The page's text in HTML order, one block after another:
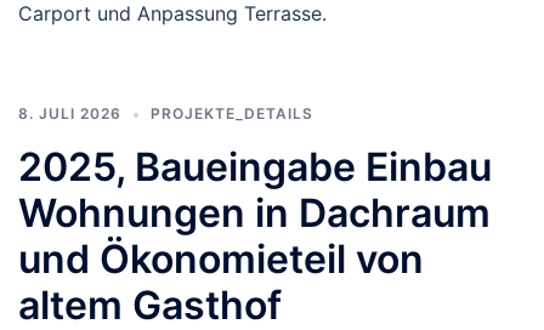
Carport und Anpassung Terrasse.
8. JULI 2026 PROJEKTE_DETAILS
2025, Baueingabe Einbau
Wohnungen in Dachraum
und Ökonomieteil von
altem Gasthof